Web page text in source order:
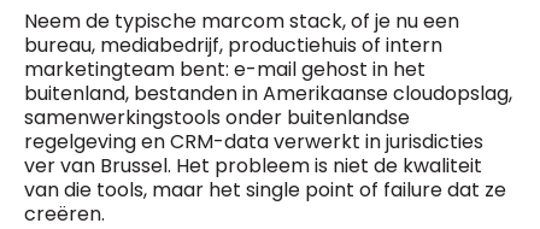
Neem de typische marcom stack, of je nu een
bureau, mediabedrijf, productiehuis of intern
marketingteam bent: e-mail gehost in het
buitenland, bestanden in Amerikaanse cloudopslag,
samenwerkingstools onder buitenlandse
regelgeving en CRM-data verwerkt in jurisdicties
ver van Brussel. Het probleem is niet de kwaliteit
van die tools, maar het single point of failure dat ze
creëren.